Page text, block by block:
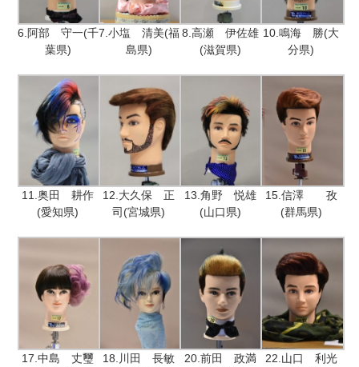
6.阿部 守一(千
葉県)
7.小塩 清美(福
島県)
8.高瀬 伊佐雄
(滋賀県)
10.鳴海 勝(大
分県)
11.奥田 耕作
(愛知県)
12.大久保 正
司(宮城県)
13.角野 悦雄
(山口県)
15.信澤 孜
(群馬県)
17.中島 丈璽
18.川田 長敏
20.前田 政満
22.山口 利光